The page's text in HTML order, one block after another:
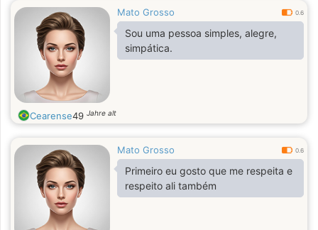
Mato Grosso 0.6
Sou uma pessoa simples, alegre,
simpática.
Cearense49 Jahre alt
Mato Grosso 0.6
Primeiro eu gosto que me respeita e
respeito ali também